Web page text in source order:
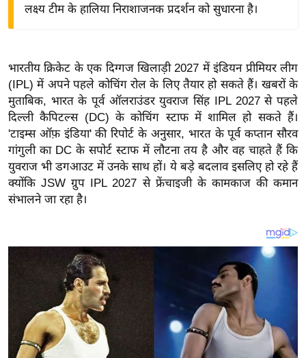
वि
शे
ष
ज्ञ
रा
य
ब
ज
P
लक्ष्य टीम के हालिया निराशाजनक प्रदर्शन को सुधारना है।
भारतीय क्रिकेट के एक दिग्गज खिलाड़ी 2027 में इंडियन प्रीमियर लीग
(IPL) में अपने पहले कोचिंग रोल के लिए तैयार हो सकते हैं। खबरों के
मुताबिक, भारत के पूर्व ऑलराउंडर युवराज सिंह IPL 2027 से पहले
दिल्ली कैपिटल्स (DC) के कोचिंग स्टाफ में शामिल हो सकते हैं।
'टाइम्स ऑफ़ इंडिया' की रिपोर्ट के अनुसार, भारत के पूर्व कप्तान सौरव
गांगुली का DC के सपोर्ट स्टाफ में लौटना तय है और वह चाहते हैं कि
युवराज भी डगआउट में उनके साथ हों। ये बड़े बदलाव इसलिए हो रहे हैं
क्योंकि JSW ग्रुप IPL 2027 से फ्रेंचाइजी के कामकाज की कमान
संभालने जा रहा है।